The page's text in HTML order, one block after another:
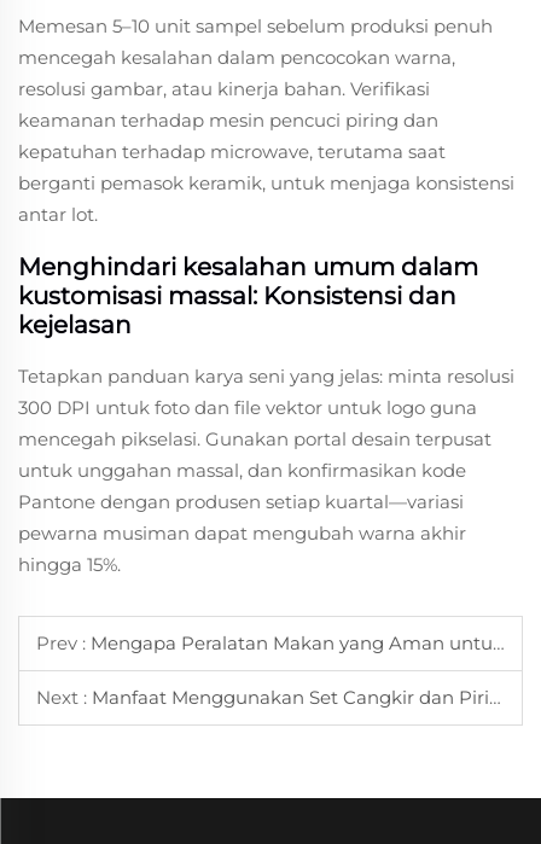
Memesan 5–10 unit sampel sebelum produksi penuh
mencegah kesalahan dalam pencocokan warna,
resolusi gambar, atau kinerja bahan. Verifikasi
keamanan terhadap mesin pencuci piring dan
kepatuhan terhadap microwave, terutama saat
berganti pemasok keramik, untuk menjaga konsistensi
antar lot.
Menghindari kesalahan umum dalam
kustomisasi massal: Konsistensi dan
kejelasan
Tetapkan panduan karya seni yang jelas: minta resolusi
300 DPI untuk foto dan file vektor untuk logo guna
mencegah pikselasi. Gunakan portal desain terpusat
untuk unggahan massal, dan konfirmasikan kode
Pantone dengan produsen setiap kuartal—variasi
pewarna musiman dapat mengubah warna akhir
hingga 15%.
Prev : Mengapa Peralatan Makan yang Aman untuk Mesin Cuci Piring Menghemat Waktu bagi Keluarga Sibuk
Next : Manfaat Menggunakan Set Cangkir dan Piring Teh untuk Waktu Minum Teh Harian